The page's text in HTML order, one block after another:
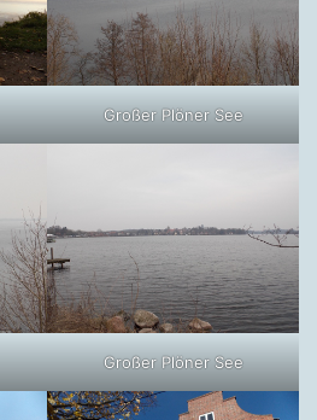
Großer Plöner See
Großer Plöner See